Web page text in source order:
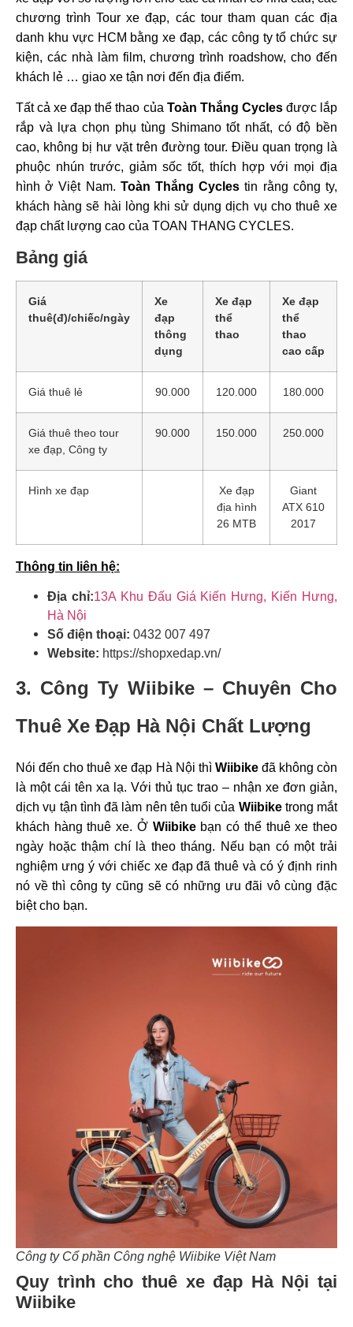
chương trình Tour xe đạp, các tour tham quan các địa
danh khu vực HCM bằng xe đạp, các công ty tổ chức sự
kiện, các nhà làm film, chương trình roadshow, cho đến
khách lẻ … giao xe tận nơi đến địa điểm.
Tất cả xe đạp thể thao của Toàn Thắng Cyclesđược lắp
rắp và lựa chọn phụ tùng Shimano tốt nhất, có độ bền
cao, không bị hư vặt trên đường tour. Điều quan trọng là
phuộc nhún trước, giảm sốc tốt, thích hợp với mọi địa
hình ở Việt Nam. Toàn Thắng Cycles tin rằng công ty,
khách hàng sẽ hài lòng khi sử dụng dịch vụ cho thuê xe
đạp chất lượng cao của TOAN THANG CYCLES.
Bảng giá
Giá
thuê(đ)/chiếc/ngày
Xe
đạp
thông
dụng
Xe đạp
thể
thao
Xe đạp
thể
thao
cao cấp
Giá thuê lẻ 90.000 120.000 180.000
Giá thuê theo tour
xe đạp, Công ty
90.000 150.000 250.000
Hình xe đạp
Xe đạp
địa hình
26 MTB
Giant
ATX 610
2017
Thông tin liên hệ:
Địa chỉ:13A Khu Đấu Giá Kiến Hưng, Kiến Hưng,
Hà Nội
Số điện thoại: 0432 007 497
Website: https://shopxedap.vn/
3. Công Ty Wiibike – Chuyên Cho
Thuê Xe Đạp Hà Nội Chất Lượng
Nói đến cho thuê xe đạp Hà Nội thì Wiibikeđã không còn
là một cái tên xa lạ. Với thủ tục trao – nhận xe đơn giản,
dịch vụ tận tình đã làm nên tên tuổi của Wiibiketrong mắt
khách hàng thuê xe. Ở Wiibikebạn có thể thuê xe theo
ngày hoặc thậm chí là theo tháng. Nếu bạn có một trải
nghiệm ưng ý với chiếc xe đạp đã thuê và có ý định rinh
nó về thì công ty cũng sẽ có những ưu đãi vô cùng đặc
biệt cho bạn.
Công ty Cổ phần Công nghệ Wiibike Việt Nam
Quy trình cho thuê xe đạp Hà Nội tại
Wiibike